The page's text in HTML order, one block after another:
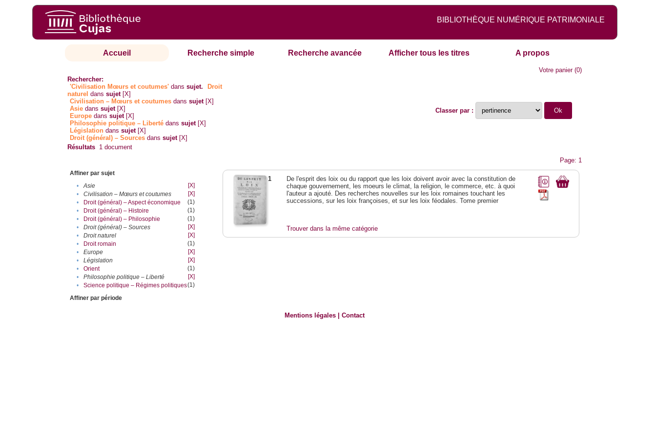
BIBLIOTHÈQUE NUMÉRIQUE PATRIMONIALE
Accueil Recherche simple Recherche avancée Afficher tous les titres A propos
Votre panier(0)
Rechercher:
'Civilisation Mœurs et coutumes' danssujet.
Droit
naturel danssujet [X]
Civilisation – Mœurs et coutumes danssujet [X]
Asie danssujet [X]
Europe danssujet [X]
Philosophie politique – Liberté danssujet [X]
Législation danssujet [X]
Droit (général) – Sources danssujet [X]
Classer par :
Résultats 1 document
Page: 1
Affiner par sujet
•
Asie
[X]
•
Civilisation – Mœurs et coutumes
[X]
•
Droit (général) – Aspect économique
(1)
•
Droit (général) – Histoire
(1)
•
Droit (général) – Philosophie
(1)
•
Droit (général) – Sources
[X]
•
Droit naturel
[X]
•
Droit romain
(1)
•
Europe
[X]
•
Législation
[X]
•
Orient
(1)
•
Philosophie politique – Liberté
[X]
•
Science politique – Régimes politiques(1)
Affiner par période
1
De l'esprit des loix ou du rapport que les loix doivent avoir avec la constitution de
chaque gouvernement, les moeurs le climat, la religion, le commerce, etc. à quoi
l'auteur a ajouté. Des recherches nouvelles sur les loix romaines touchant les
successions, sur les loix françoises, et sur les loix féodales. Tome premier
Trouver dans la même catégorie
Mentions légales |Contact